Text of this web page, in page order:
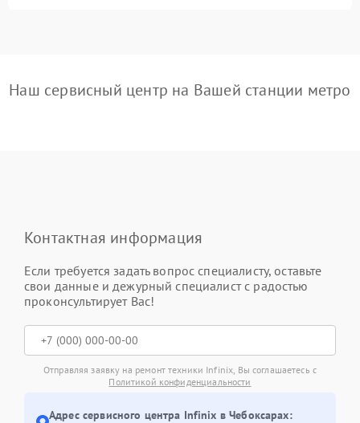
Наш сервисный центр на Вашей станции метро
Контактная информация
Если требуется задать вопрос специалисту, оставьте
свои данные и дежурный специалист с радостью
проконсультирует Вас!
Отправляя заявку на ремонт техники Infinix, Вы соглашаетесь с
Политикой конфиденциальности
Адрес сервисного центра Infinix в Чебоксарах: